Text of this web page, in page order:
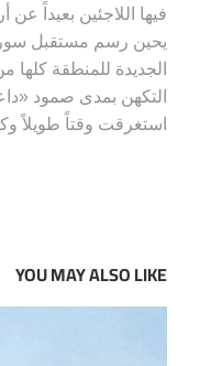
فيها اللاجئين بعيداً
يحين رسم مستقبل
الجديدة للمنطقة
التكهن بمدى صمود
استغرقت وقتاً طويلاً
YOU MAY ALSO LIKE